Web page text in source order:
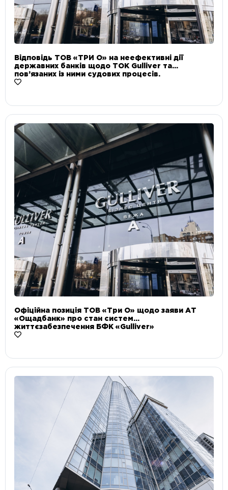
Відповідь ТОВ «ТРИ О» на неефективні дії
державних банків щодо ТОК Gulliver та
пов’язаних із ними судових процесів.
Офіційна позиція ТОВ «Три О» щодо заяви АТ
«Ощадбанк» про стан систем
життєзабезпечення БФК «Gulliver»